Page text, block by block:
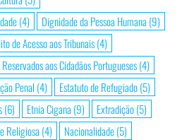
(4) Dignidade da Pessoa Humana (9)
de Acesso aos Tribunais(4)
aos Cidadãos Portugueses(4)
Penal (4) Estatuto de Refugiado(5)
(6) Etnia Cigana (9) Extradição(5)
Religiosa (4) Nacionalidade(5)